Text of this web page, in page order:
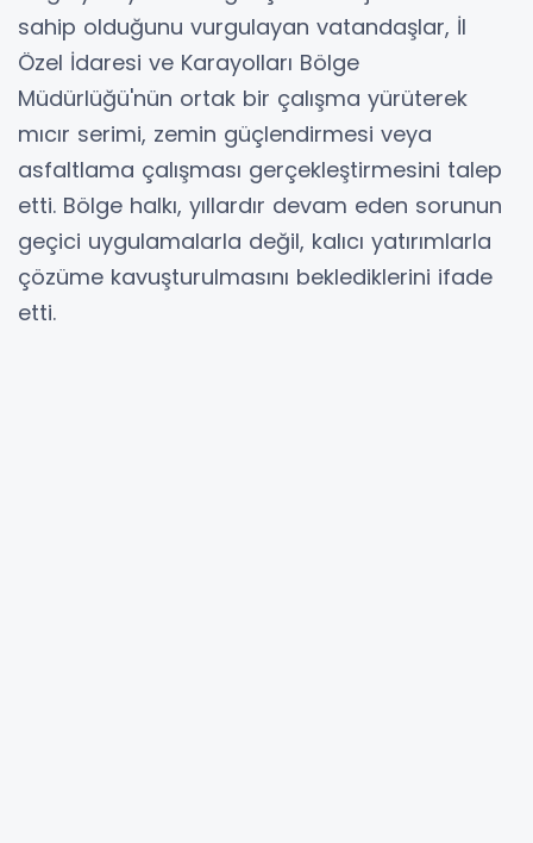
sahip olduğunu vurgulayan vatandaşlar, İl
Özel İdaresi ve Karayolları Bölge
Müdürlüğü'nün ortak bir çalışma yürüterek
mıcır serimi, zemin güçlendirmesi veya
asfaltlama çalışması gerçekleştirmesini talep
etti. Bölge halkı, yıllardır devam eden sorunun
geçici uygulamalarla değil, kalıcı yatırımlarla
çözüme kavuşturulmasını beklediklerini ifade
etti.